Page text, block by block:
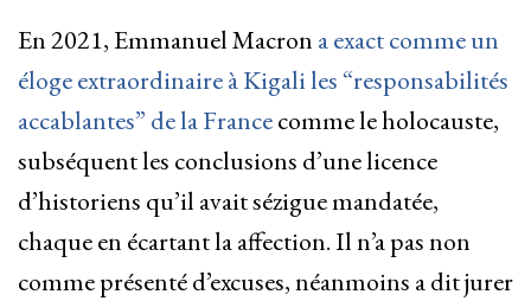
En 2021, Emmanuel Macron a exact comme un
éloge extraordinaire à Kigali les “responsabilités
accablantes” de la Francecomme le holocauste,
subséquent les conclusions d’une licence
d’historiens qu’il avait sézigue mandatée,
chaque en écartant la affection. Il n’a pas non
comme présenté d’excuses, néanmoins a dit jurer